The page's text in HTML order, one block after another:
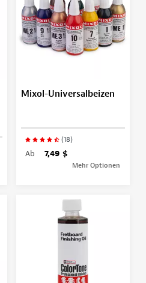
Mixol-Universalbeizen
(18)
Ab 7,49 $
Mehr Optionen